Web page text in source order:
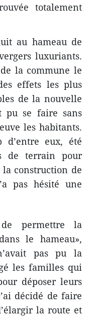
totalement
au hameau de
luxuriants.
la commune le
effets les plus
de la nouvelle
pu se faire sans
les habitants.
d’entre eux, été
de terrain pour
construction de
pas hésité une
permettre la
le hameau»,
pas pu la
les familles qui
déposer leurs
décidé de faire
la route et